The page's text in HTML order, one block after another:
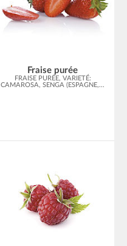
Fraise purée
FRAISE PURÉE, VARIETÉ:
CAMAROSA, SENGA (ESPAGNE,...